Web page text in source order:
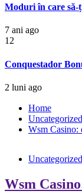
Moduri în care să-
7 ani ago
12
Conquestador
2 luni ago
Home
Uncategorized
Wsm Casino:
Uncategorized
Wsm